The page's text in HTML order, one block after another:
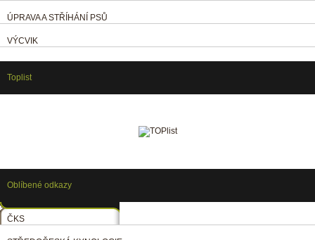
ÚPRAVA A STŘÍHÁNÍ PSŮ
VÝCVIK
Toplist
Oblíbené odkazy
ČKS